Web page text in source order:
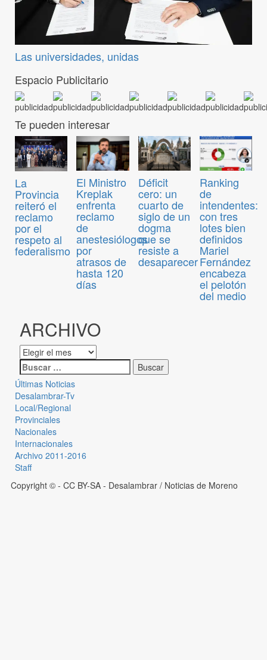
Las universidades, unidas
Espacio Publicitario
Te pueden interesar
La
Provincia
reiteró el
reclamo
por el
respeto al
federalismo
El Ministro
Kreplak
enfrenta
reclamo
de
anestesiólogos
por
atrasos de
hasta 120
días
Déficit
cero: un
cuarto de
siglo de un
dogma
que se
resiste a
desaparecer
Ranking
de
intendentes:
con tres
lotes bien
definidos
Mariel
Fernández
encabeza
el pelotón
del medio
ARCHIVO
Últimas Noticias
Desalambrar-Tv
Local/Regional
Provinciales
Nacionales
Internacionales
Archivo 2011-2016
Staff
Copyright © - CC BY-SA - Desalambrar / Noticias de Moreno